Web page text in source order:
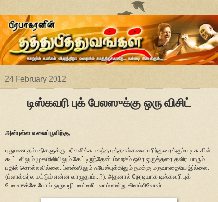
24 February 2012
டிஸ்கவரி புக் பேலஸுக்கு ஒரு விசிட்
அன்புள்ள வலைப்பூவிற்கு,
புதுமண தம்பதிகளுக்கு பரிசளிக்க உகந்த புத்தகங்களை பரிந்துரைக்கும்படி கூகிள்
கூட்டலிலும் முகமிலியிலும் கேட்டிருந்தேன். ம்ஹூம் ஒரே ஒருத்தரை தவிர யாரும்
பதில் சொல்லவில்லை. ப்ளஸ்ஸிலும் ஃபேஸ்புக்கிலும் நமக்கு மருவாதையே இல்லை.
(ப்ளாக்கர்ல மட்டும் என்ன வாழுதாம்...?). அதனால் நேரடியாக டிஸ்கவரி புக்
பேலஸுக்கே போய் ஒருவழி பண்ணிடலாம் என்று கிளம்பினேன்.